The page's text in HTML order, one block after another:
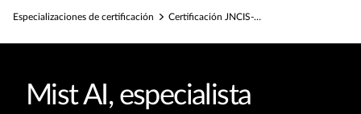
Especializaciones de certificación Certificación JNCIS-MistAI
Mist AI, especialista